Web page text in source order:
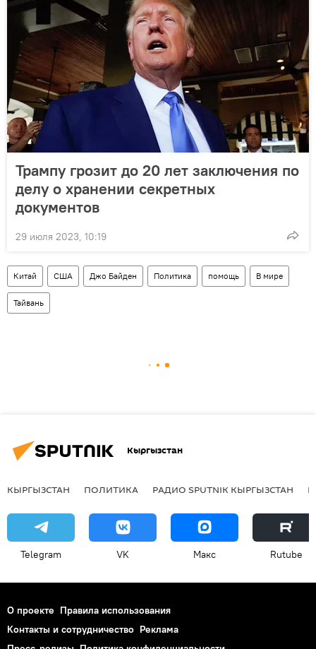
Трампу грозит до 20 лет заключения по
делу о хранении секретных
документов
29 июля 2023, 10:19
Китай США Джо Байден Политика помощь В мире
Тайвань
Кыргызстан
КЫРГЫЗСТАН ПОЛИТИКА РАДИО SPUTNIK КЫРГЫЗСТАН
Telegram VK Макс Rutube
О проекте Правила использования
Контакты и сотрудничество Реклама